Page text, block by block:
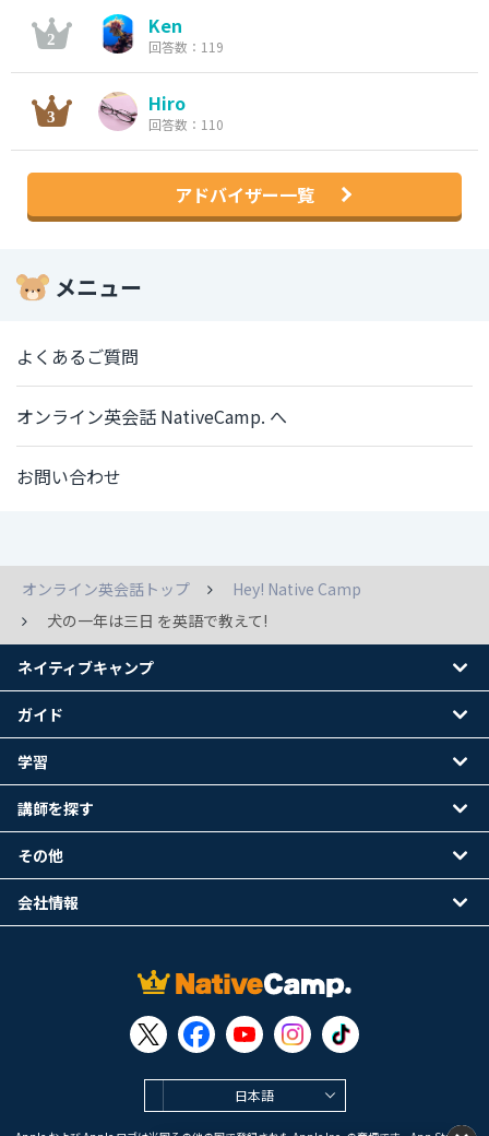
Ken
回答数：119
Hiro
回答数：110
アドバイザー一覧
メニュー
よくあるご質問
オンライン英会話 NativeCamp. へ
お問い合わせ
オンライン英会話トップ
Hey! Native Camp
犬の一年は三日 を英語で教えて!
日本語
ネイティブキャンプ
ガイド
学習
講師を探す
その他
会社情報